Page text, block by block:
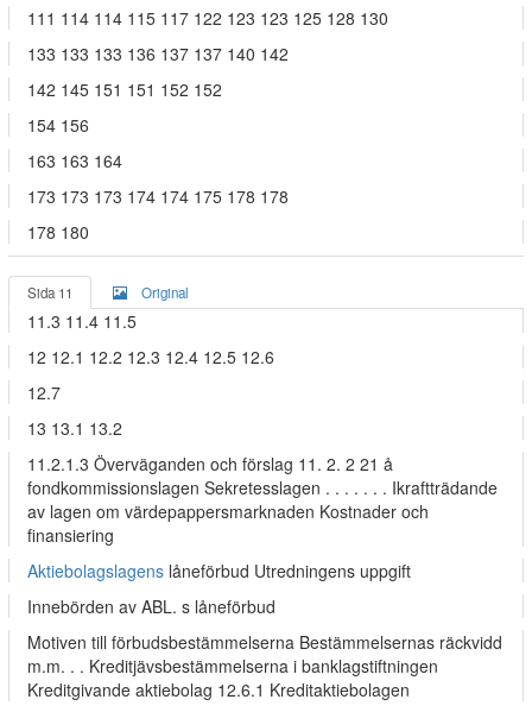
111 114 114 115 117 122 123 123 125 128 130
133 133 133 136 137 137 140 142
142 145 151 151 152 152
154 156
163 163 164
173 173 173 174 174 175 178 178
178 180
Sida 11 Original
11.3 11.4 11.5
12 12.1 12.2 12.3 12.4 12.5 12.6
12.7
13 13.1 13.2
11.2.1.3 Överväganden och förslag 11. 2. 2 21 å
fondkommissionslagen Sekretesslagen . . . . . . . Ikraftträdande
av lagen om värdepappersmarknaden Kostnader och
finansiering
Aktiebolagslagens låneförbud Utredningens uppgift
Innebörden av ABL. s låneförbud
Motiven till förbudsbestämmelserna Bestämmelsernas räckvidd
m.m. . . Kreditjävsbestämmelserna i banklagstiftningen
Kreditgivande aktiebolag 12.6.1 Kreditaktiebolagen